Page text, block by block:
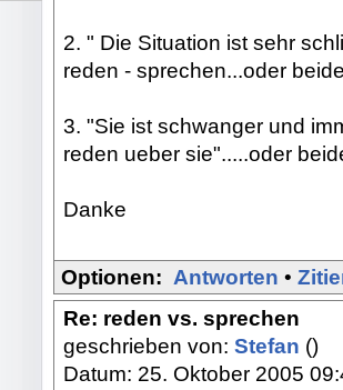
2. " Die Situation ist sehr
reden - sprechen...oder
3. "Sie ist schwanger und
reden ueber sie".....oder
Danke
Optionen: Antworten •
Re: reden vs. sprechen
geschrieben von: Stefan ()
Datum: 25. Oktober 2005